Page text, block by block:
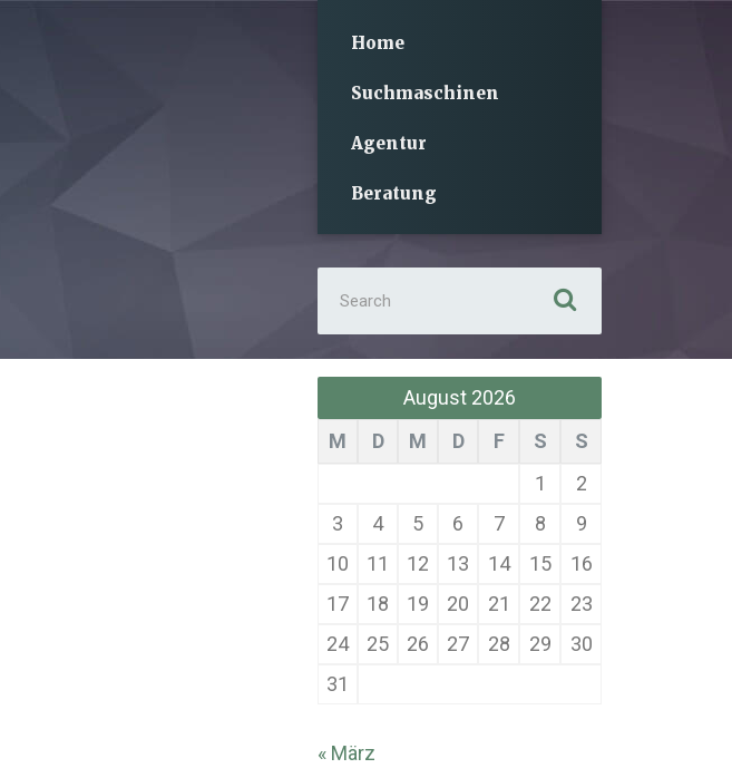
Home
Suchmaschinen
Agentur
Beratung
for:
August 2026
M
D M D F S
S
1
2
3
4 5 6 7 8
9
10
11 12 13 14 15
16
17
18 19 20 21 22
23
24
25 26 27 28 29
30
31
« März